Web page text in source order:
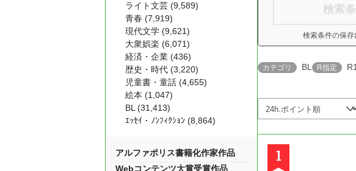
検索
検索条件の保存
カテゴリ BL R指定
1
ライト文芸 (9,589)
青春 (7,919)
現代文学 (9,621)
大衆娯楽 (6,071)
経済・企業 (436)
歴史・時代 (3,220)
児童書・童話 (4,655)
絵本 (1,047)
BL (31,413)
ｴｯｾｲ・ﾉﾝﾌｨｸｼｮﾝ (8,864)
アルファポリス書籍化作家作品
Webコンテンツ大賞受賞作品